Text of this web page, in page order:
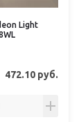
Light
472.10 руб.